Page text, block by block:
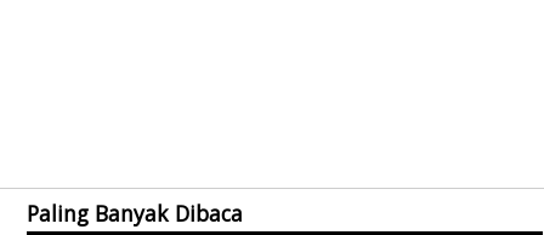
Paling Banyak Dibaca